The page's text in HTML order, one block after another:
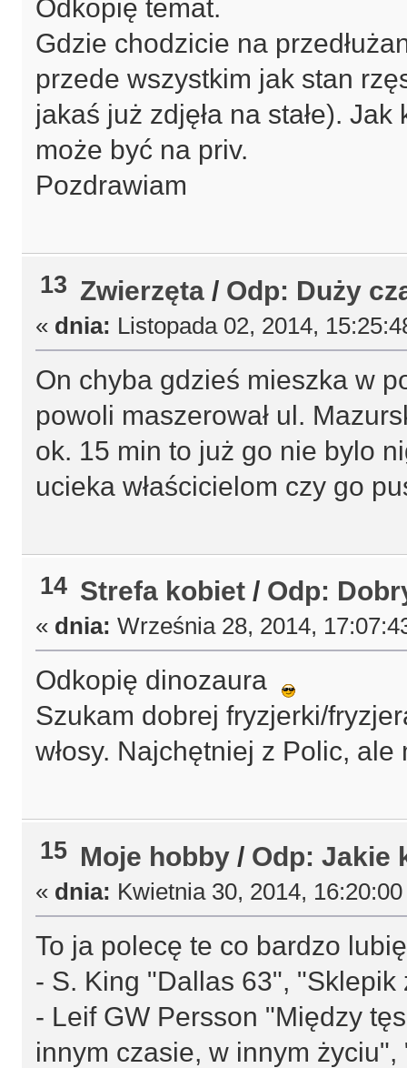
Odkopię temat.
Gdzie chodzicie na
przede wszystkim jak stan
jakaś już zdjęła na stałe).
może być na priv.
Pozdrawiam
13 Zwierzęta / Odp: Duży
« dnia: Listopada 02, 2014,
On chyba gdzieś mieszka w
powoli maszerował ul.
ok. 15 min to już go nie bylo
ucieka właścicielom czy go
14 Strefa kobiet / Odp:
« dnia: Września 28, 2014,
Odkopię dinozaura
Szukam dobrej fryzjerki/
włosy. Najchętniej z Polic,
15 Moje hobby / Odp: Jakie
« dnia: Kwietnia 30, 2014,
To ja polecę te co bardzo
- S. King "Dallas 63", "Sklepik
- Leif GW Persson "Między
innym czasie, w innym